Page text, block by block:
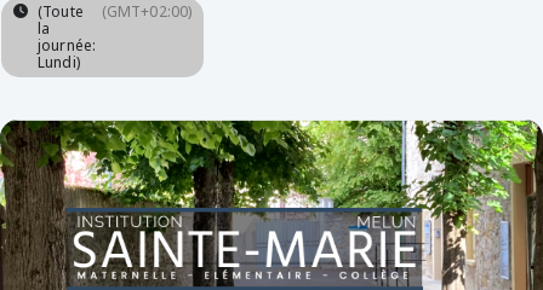
(Toute
la
journée:
Lundi)
(GMT+02:00)